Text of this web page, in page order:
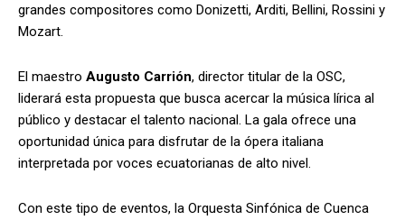
grandes compositores como Donizetti, Arditi, Bellini, Rossini y
Mozart.
El maestro Augusto Carrión, director titular de la OSC,
liderará esta propuesta que busca acercar la música lírica al
público y destacar el talento nacional. La gala ofrece una
oportunidad única para disfrutar de la ópera italiana
interpretada por voces ecuatorianas de alto nivel.
Con este tipo de eventos, la Orquesta Sinfónica de Cuenca